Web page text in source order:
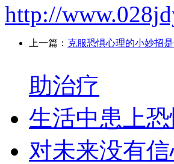
http://
上一篇： 克服恐惧心理的小妙招
助治疗
生活中患上
对未来没有